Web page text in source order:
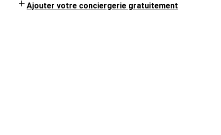
Ajouter votre conciergerie gratuitement